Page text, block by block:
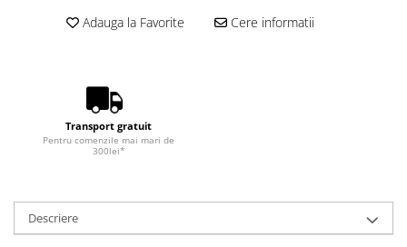
Adauga la Favorite Cere informatii
Transport gratuit
Pentru comenzile mai mari de
300lei*
Descriere